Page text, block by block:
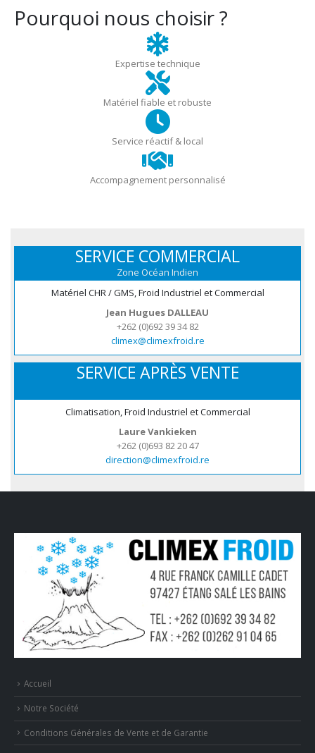
Pourquoi nous choisir ?
Expertise technique
Matériel fiable et robuste
Service réactif & local
Accompagnement personnalisé
SERVICE COMMERCIAL
Zone Océan Indien
Matériel CHR / GMS, Froid Industriel et Commercial
Jean Hugues DALLEAU
+262 (0)692 39 34 82
climex@climexfroid.re
SERVICE APRÈS VENTE
Climatisation, Froid Industriel et Commercial
Laure Vankieken
+262 (0)693 82 20 47
direction@climexfroid.re
Accueil
Notre Société
Conditions Générales de Vente et de Garantie